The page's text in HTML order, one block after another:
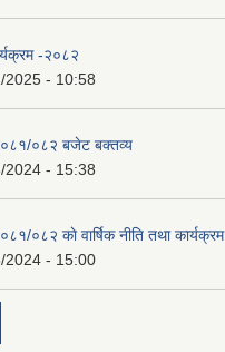
-२०८२
2025 - 10:58
०८२ बजेट बक्तव्य
2024 - 15:38
०८२ काे वार्षिक नीति तथा कार्यक्रम
2024 - 15:00